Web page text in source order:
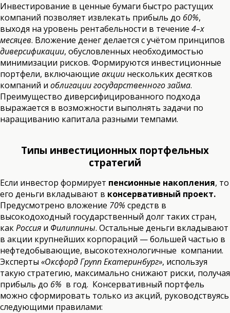
Инвестирование в ценные бумаги быстро растущих
компаний позволяет извлекать прибыль до 60%,
выходя на уровень рентабельности в течение 4–х
месяцев. Вложение денег делается с учётом принципов
диверсификации, обусловленных необходимостью
минимизации рисков. Формируются инвестиционные
портфели, включающие акции нескольких десятков
компаний и облигации государственного займа.
Преимущество диверсифицированного подхода
выражается в возможности выполнять задачи по
наращиванию капитала разными темпами.
Типы инвестиционных портфельных
стратегий
Если инвестор формирует пенсионные накопления, то
его деньги вкладывают в консервативный проект.
Предусмотрено вложение 70% средств в
высокодоходный государственный долг таких стран,
какРоссия и Филиппины. Остальные деньги вкладывают
в акции крупнейших корпораций — большей частью в
нефтедобывающие, высокотехнологичные компании.
Эксперты «Оксфорд Групп Екатеринбург», используя
такую стратегию, максимально снижают риски, получая
прибыль до 6% в год. Консервативный портфель
можно сформировать только из акций, руководствуясь
следующими правилами: